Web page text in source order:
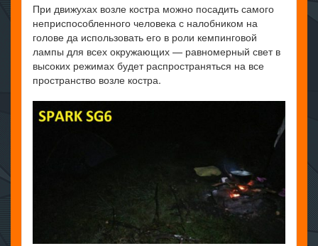
При движухах возле костра можно посадить самого
неприспособленного человека с налобником на
голове да использовать его в роли кемпинговой
лампы для всех окружающих — равномерный свет в
высоких режимах будет распространяться на все
пространство возле костра.